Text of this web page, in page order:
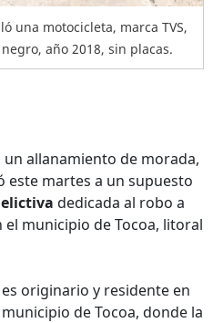
una motocicleta, marca TVS,
año 2018, sin placas.
un allanamiento de morada,
este martes a un supuesto
dedicada al robo a
municipio de Tocoa, litoral
originario y residente en
de Tocoa, donde la